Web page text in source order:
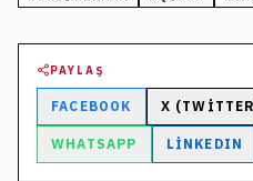
PAYLAŞ
FACEBOOK X
WHATSAPP LINKEDIN